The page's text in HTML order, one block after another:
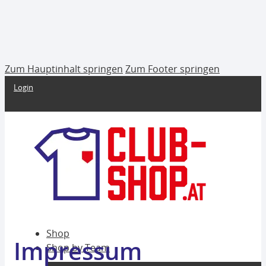
Zum Hauptinhalt springen Zum Footer springen
Login
Shop
Shop by Team
Impressum